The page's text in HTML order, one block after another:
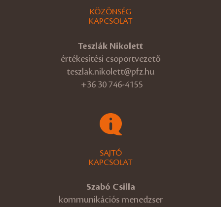
KÖZÖNSÉG
KAPCSOLAT
Teszlák Nikolett
értékesítési csoportvezető
teszlak.nikolett@pfz.hu
+36 30 746-4155
SAJTÓ
KAPCSOLAT
Szabó Csilla
kommunikációs menedzser